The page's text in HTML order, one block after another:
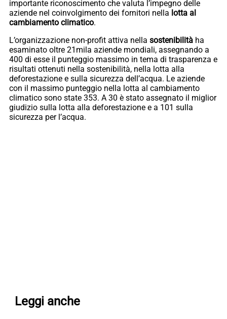
importante riconoscimento che valuta l’impegno delle
aziende nel coinvolgimento dei fornitori nella lotta al
cambiamento climatico.
L’organizzazione non-profit attiva nella sostenibilità ha
esaminato oltre 21mila aziende mondiali, assegnando a
400 di esse il punteggio massimo in tema di trasparenza e
risultati ottenuti nella sostenibilità, nella lotta alla
deforestazione e sulla sicurezza dell’acqua. Le aziende
con il massimo punteggio nella lotta al cambiamento
climatico sono state 353. A 30 è stato assegnato il miglior
giudizio sulla lotta alla deforestazione e a 101 sulla
sicurezza per l’acqua.
Leggi anche